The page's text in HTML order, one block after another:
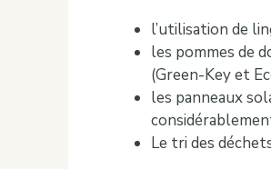
l’utilisation de
les pommes de
(Green-Key et
les panneaux
Le tri des